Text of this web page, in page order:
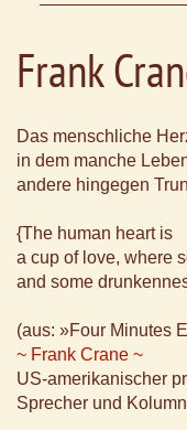
Frank
Das menschliche
in dem manche
andere hingegen
{The human heart is
a cup of love, where
and some
(aus: »Four Minutes
~ Frank Crane ~
US-amerikanischer
Sprecher und